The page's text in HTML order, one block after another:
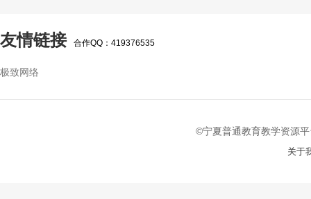
友情链接 合作QQ：419376535
极致网络
©宁夏普通教育教学资源
关于